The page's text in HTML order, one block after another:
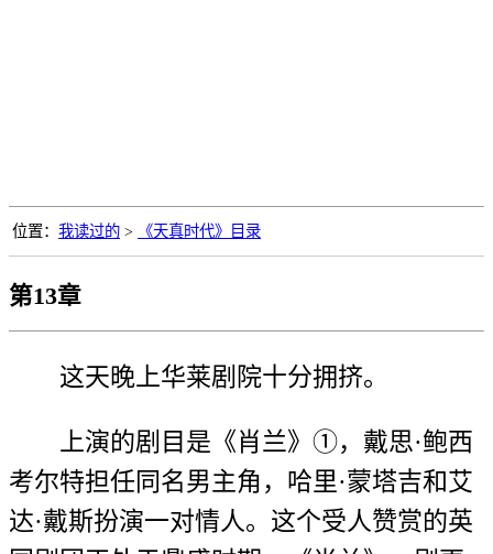
位置： 我读过的 > 《天真时代》目录
第13章
这天晚上华莱剧院十分拥挤。
上演的剧目是《肖兰》①，戴思·鲍西
考尔特担任同名男主角，哈里·蒙塔吉和艾
达·戴斯扮演一对情人。这个受人赞赏的英